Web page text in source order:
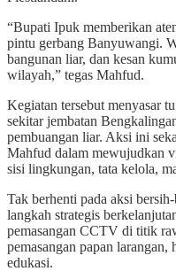
“Bupati Ipuk memberikan
pintu gerbang Banyuwangi.
bangunan liar, dan kesan
wilayah,” tegas Mahfud.
Kegiatan tersebut menyasar
sekitar jembatan
pembuangan liar. Aksi ini
Mahfud dalam mewujudkan
sisi lingkungan, tata kelola,
Tak berhenti pada aksi
langkah strategis
pemasangan CCTV di titik
pemasangan papan larangan,
edukasi.